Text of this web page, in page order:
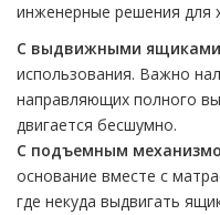
инженерные решения для
С выдвижными
использования. Важно
направляющих полного
двигается бесшумно.
С подъемным
основание вместе с
где некуда выдвигать